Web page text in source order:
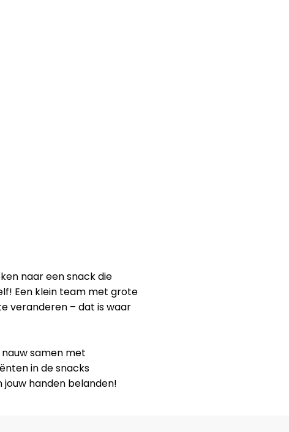
naar een snack die
Een klein team met grote
veranderen – dat is waar
samen met
in de snacks
handen belanden!